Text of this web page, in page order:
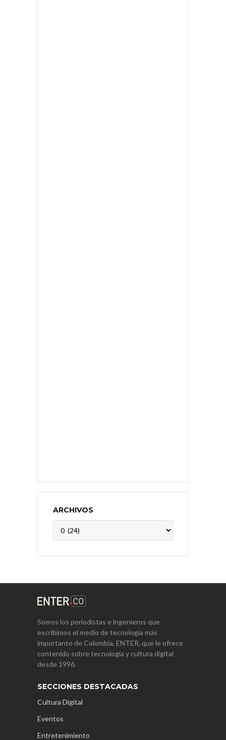
ARCHIVOS
Somos los periodistas e ingenieros que
escribimos el medio de tecnología más
importante de Colombia, ENTER, que le ofrece
contenido sobre tecnología y cultura digital
desde 1996.
SECCIONES DESTACADAS
Cultura Digital
Eventos
Entretenimiento